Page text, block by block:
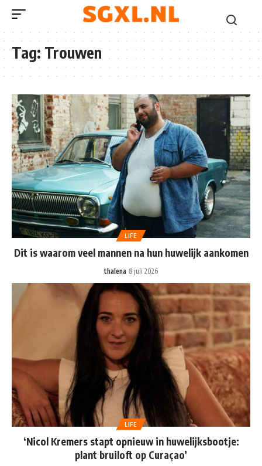
Tag: Trouwen
LIFE
Dit is waarom veel mannen na hun huwelijk aankomen
thalena 8 juli 2026
LIFE
‘Nicol Kremers stapt opnieuw in huwelijksbootje:
plant bruiloft op Curaçao’